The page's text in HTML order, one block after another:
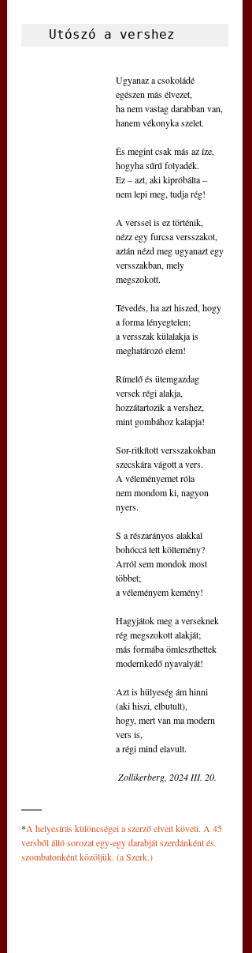
Utószó a vershez
Ugyanaz a csokoládé
egészen más élvezet,
ha nem vastag darabban van,
hanem vékonyka szelet.
És megint csak más az íze,
hogyha sűrű folyadék.
Ez – azt, aki kipróbálta –
nem lepi meg, tudja rég!
A verssel is ez történik,
nézz egy furcsa versszakot,
aztán nézd meg ugyanazt egy
versszakban, mely
megszokott.
Tévedés, ha azt hiszed, hogy
a forma lényegtelen;
a versszak külalakja is
meghatározó elem!
Rímelő és ütemgazdag
versek régi alakja,
hozzátartozik a vershez,
mint gombához kalapja!
Sor-ritkított versszakokban
szecskára vágott a vers.
A véleményemet róla
nem mondom ki, nagyon
nyers.
S a részarányos alakkal
bohóccá tett költemény?
Arról sem mondok most
többet;
a véleményem kemény!
Hagyjátok meg a verseknek
rég megszokott alakját;
más formába ömleszthettek
modernkedő nyavalyát!
Azt is hülyeség ám hinni
(aki hiszi, elbutult),
hogy, mert van ma modern
vers is,
a régi mind elavult.
Zollikerberg, 2024 III. 20.
*A helyesírás különcségei a szerző elveit követi. A 45
versből álló sorozat egy-egy darabját szerdánként és
szombatonként közöljük. (a Szerk.)